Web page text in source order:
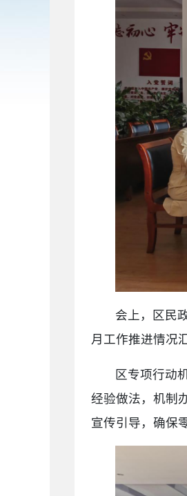
会上，区民
月工作推进情况
区专项行动
经验做法，机制
宣传引导，确保